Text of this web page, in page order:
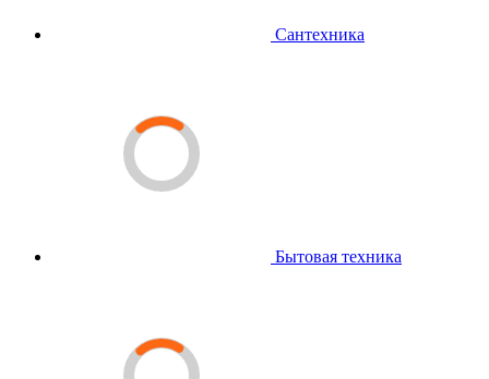
Сантехника
Бытовая техника